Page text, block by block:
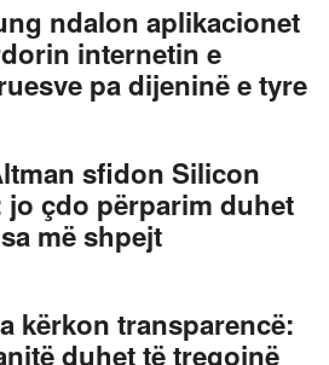
ndalon aplikacionet
internetin e
pa dijeninë e tyre
sfidon Silicon
jo çdo përparim duhet
më shpejt
kërkon transparencë:
duhet të tregojnë